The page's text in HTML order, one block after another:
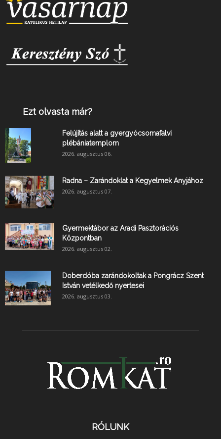
Ezt olvasta már?
Felújítás alatt a gyergyócsomafalvi
plébániatemplom
2026. augusztus 06.
Radna – Zarándoklat a Kegyelmek Anyjához
2026. augusztus 07.
Gyermektábor az Aradi Pasztorációs
Központban
2026. augusztus 02.
Doberdóba zarándokoltak a Pongrácz Szent
István vetélkedő nyertesei
2026. augusztus 03.
RÓLUNK